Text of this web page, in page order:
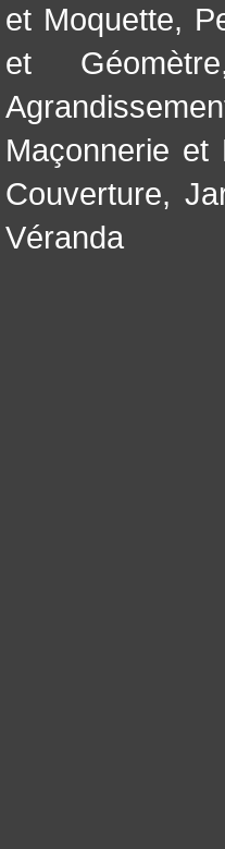
et Moquette,
et Géomètre
Maçonnerie et
Couverture,
Véranda